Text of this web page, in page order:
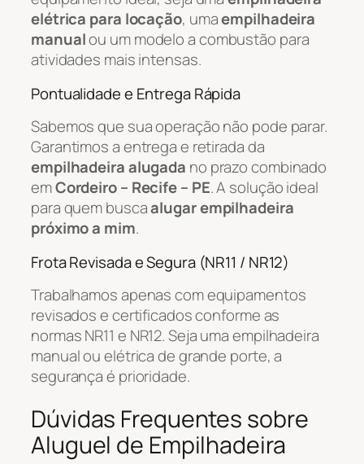
elétrica para locação, umaempilhadeira
manualou um modelo a combustão para
atividades mais intensas.
Pontualidade e Entrega Rápida
Sabemos que sua operação não pode parar.
Garantimos a entrega e retirada da
empilhadeira alugada no prazo combinado
emCordeiro – Recife – PE. A solução ideal
para quem buscaalugar empilhadeira
próximo a mim.
Frota Revisada e Segura (NR11 / NR12)
Trabalhamos apenas com equipamentos
revisados e certificados conforme as
normas NR11 e NR12. Seja uma empilhadeira
manual ou elétrica de grande porte, a
segurança é prioridade.
Dúvidas Frequentes sobre
Aluguel de Empilhadeira